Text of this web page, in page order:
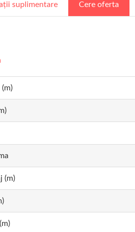
suplimentare Cere oferta
(m)